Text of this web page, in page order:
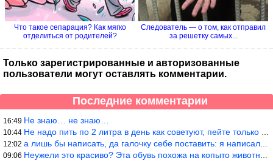
Что такое сепарация? Как мягко
отделиться от родителей?
Следователь — о том, как отправил
за решетку самых...
Только зарегистрированные и авторизованные
пользователи могут оставлять комментарии.
Последние комментарии
16:49 Не знаю… не знаю…
10:44 Не надо пить по 2 литра в день как советуют, пейте только когда
12:02 а лишь бы написать, да галочку себе поставить: я написала статью
09:06 Неужели это красиво? Эта обувь похожа на копыто животного, не хв